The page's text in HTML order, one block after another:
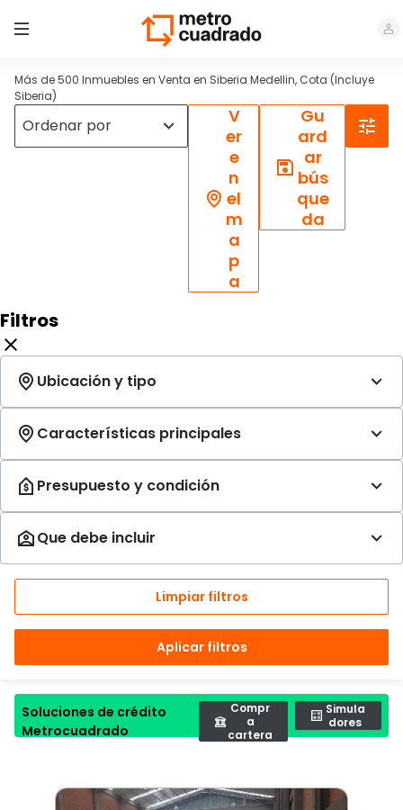
Más de 500 Inmuebles en Venta en Siberia Medellin, Cota (Incluye
Siberia)
V
er
e
n
el
m
a
p
a
Gu
ard
ar
bús
que
da
Filtros
Limpiar filtros
Aplicar filtros
Soluciones de crédito
Metrocuadrado
Compr
a
cartera
Simula
dores